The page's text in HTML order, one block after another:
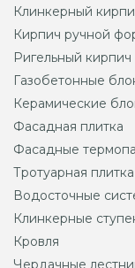
Клинкерный
Кирпич ручной
Ригельный кирпич
Газобетонные
Керамические
Фасадная плитка
Фасадные
Тротуарная
Водосточные
Клинкерные
Кровля
Чердачные